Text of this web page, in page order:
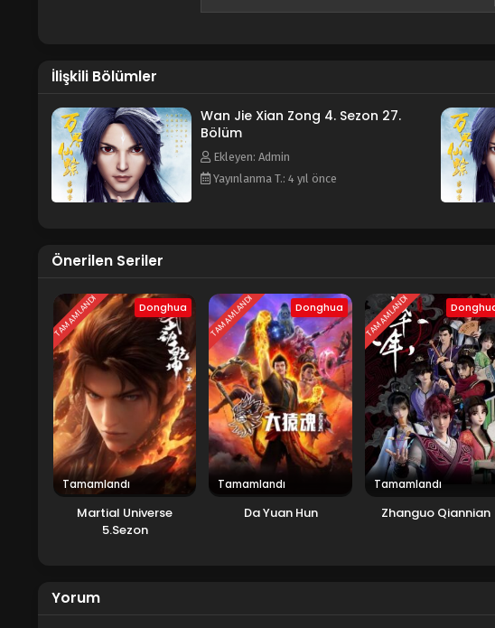
İlişkili Bölümler
Wan Jie Xian Zong 4. Sezon 27.
Bölüm
Ekleyen: Admin
Yayınlanma T.: 4 yıl önce
Önerilen Seriler
TAMAMLANDI Donghua
Tamamlandı
Martial Universe
5.Sezon
TAMAMLANDI Donghua
Tamamlandı
Da Yuan Hun
TAMAMLANDI
Tamamlandı
Zhanguo Qiannian
Yorum